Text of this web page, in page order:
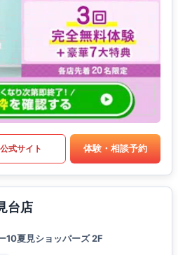
公式サイト 体験・相談予約
台店
10夏見ショッパーズ 2F